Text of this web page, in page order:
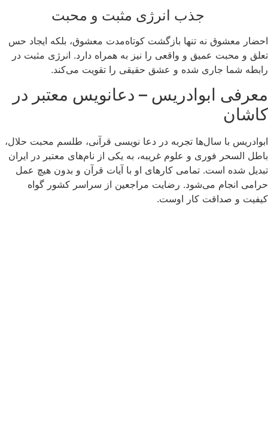
جذب انرژی مثبت و محبت
احضار معشوق نه تنها بازگشت کوتاه‌مدت معشوق، بلکه ایجاد حس
تعلق و محبت عمیق و واقعی را نیز به همراه دارد. انرژی مثبت در
رابطه شما جاری شده و عشق حقیقی را تقویت می‌کند.
معرفی ابوادریس – دعانویس معتبر در
کاشان
ابوادریس با سال‌ها تجربه در دعا نویسی قرآنی، طلسم محبت حلال،
باطل السحر فوری و علوم غریبه، به یکی از نام‌های معتبر در ایران
تبدیل شده است. تمامی کارهای او با آیات قرآن و بدون هیچ عمل
حرامی انجام می‌شود. رضایت مراجعین از سراسر کشور گواه
کیفیت و صداقت کار اوست.